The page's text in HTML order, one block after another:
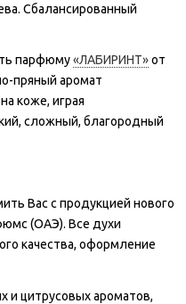
Сбалансированный
парфюму«ЛАБИРИНТ»от
пряный аромат
коже, играя
сложный, благородный
Вас с продукцией нового
(ОАЭ). Все духи
качества, оформление
и цитрусовых ароматов,